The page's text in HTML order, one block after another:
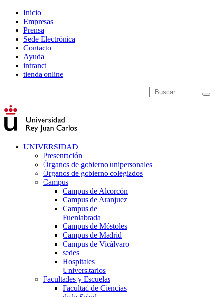
Inicio
Empresas
Prensa
Sede Electrónica
Contacto
Ayuda
intranet
tienda online
Introduce términos de
UNIVERSIDAD
Presentación
Órganos de gobierno unipersonales
Órganos de gobierno colegiados
Campus
Campus de Alcorcón
Campus de Aranjuez
Campus de
Fuenlabrada
Campus de Móstoles
Campus de Madrid
Campus de Vicálvaro
sedes
Hospitales
Universitarios
Facultades y Escuelas
Facultad de Ciencias